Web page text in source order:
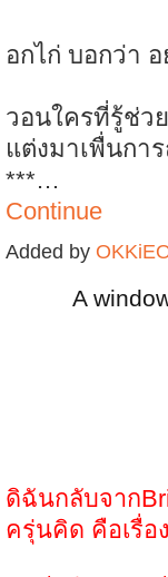
อกไก่ บอกว่า
วอนใครที่รู้ช่ว
แต่งมาเพื่นกา
***…
Continue
Added by
A
ดิฉันกลับจาก
ครุ่นคิด คือเรื่อ